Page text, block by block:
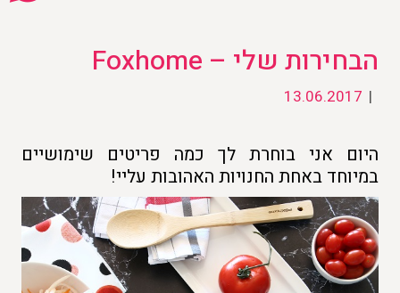
הבחירות שלי – Foxhome
|
13.06.2017
היום אני בוחרת לך כמה פריטים שימושיים
במיוחד באחת החנויות האהובות עליי!